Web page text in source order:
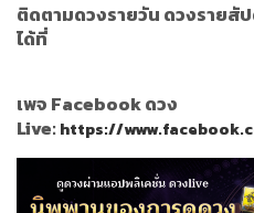
ติดตามดวงรายวัน ดวงรายสั
ได้ที่
เพจ Facebook ดวง
Live:https://